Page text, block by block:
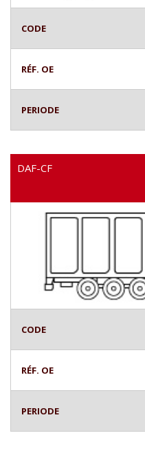
CODE
RÉF. OE
PERIODE
DAF-CF
CODE
RÉF. OE
PERIODE